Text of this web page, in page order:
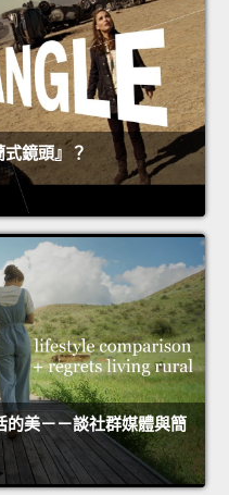
鏡頭』？
的美－－談社群媒體與簡